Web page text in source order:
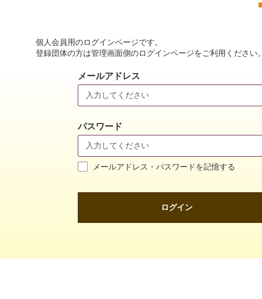
個人会員用のログインページです。
登録団体の方は管理画面側のログインページをご利用ください。
メールアドレス
パスワード
メールアドレス・パスワードを記憶する
ログイン